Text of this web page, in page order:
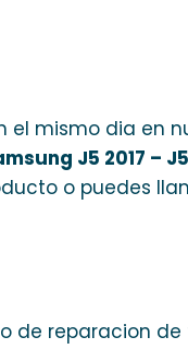
el mismo dia en
J5 2017 –
o puedes
de reparacion